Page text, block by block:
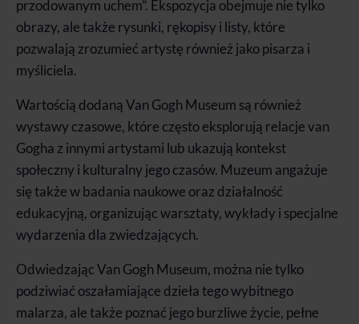
przodowanym uchem”. Ekspozycja obejmuje nie tylko
obrazy, ale także rysunki, rękopisy i listy, które
pozwalają zrozumieć artystę również jako pisarza i
myśliciela.
Wartością dodaną Van Gogh Museum są również
wystawy czasowe, które często eksplorują relacje van
Gogha z innymi artystami lub ukazują kontekst
społeczny i kulturalny jego czasów. Muzeum angażuje
się także w badania naukowe oraz działalność
edukacyjną, organizując warsztaty, wykłady i specjalne
wydarzenia dla zwiedzających.
Odwiedzając Van Gogh Museum, można nie tylko
podziwiać oszałamiające dzieła tego wybitnego
malarza, ale także poznać jego burzliwe życie, pełne